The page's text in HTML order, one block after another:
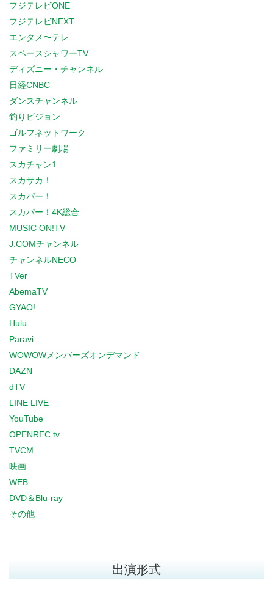
フジテレビONE
フジテレビNEXT
エンタメ〜テレ
スペースシャワーTV
ディズニー・チャンネル
日経CNBC
ダンスチャンネル
釣りビジョン
ゴルフネットワーク
ファミリー劇場
スカチャン1
スカサカ！
スカパー！
スカパー！4K総合
MUSIC ON!TV
J:COMチャンネル
チャンネルNECO
TVer
AbemaTV
GYAO!
Hulu
Paravi
WOWOWメンバーズオンデマンド
DAZN
dTV
LINE LIVE
YouTube
OPENREC.tv
TVCM
映画
WEB
DVD＆Blu-ray
その他
出演形式